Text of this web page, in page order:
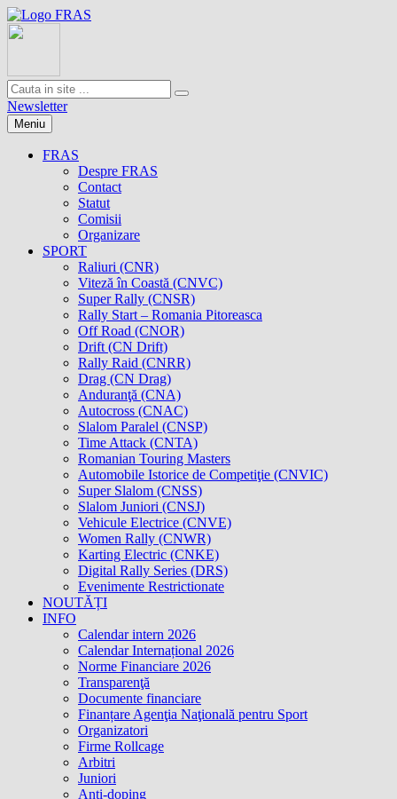
Newsletter
Meniu
FRAS
Despre FRAS
Contact
Statut
Comisii
Organizare
SPORT
Raliuri (CNR)
Viteză în Coastă (CNVC)
Super Rally (CNSR)
Rally Start – Romania Pitoreasca
Off Road (CNOR)
Drift (CN Drift)
Rally Raid (CNRR)
Drag (CN Drag)
Anduranţă (CNA)
Autocross (CNAC)
Slalom Paralel (CNSP)
Time Attack (CNTA)
Romanian Touring Masters
Automobile Istorice de Competiţie (CNVIC)
Super Slalom (CNSS)
Slalom Juniori (CNSJ)
Vehicule Electrice (CNVE)
Women Rally (CNWR)
Karting Electric (CNKE)
Digital Rally Series (DRS)
Evenimente Restrictionate
NOUTĂȚI
INFO
Calendar intern 2026
Calendar Internațional 2026
Norme Financiare 2026
Transparenţă
Documente financiare
Finanțare Agenţia Naţională pentru Sport
Organizatori
Firme Rollcage
Arbitri
Juniori
Anti-doping